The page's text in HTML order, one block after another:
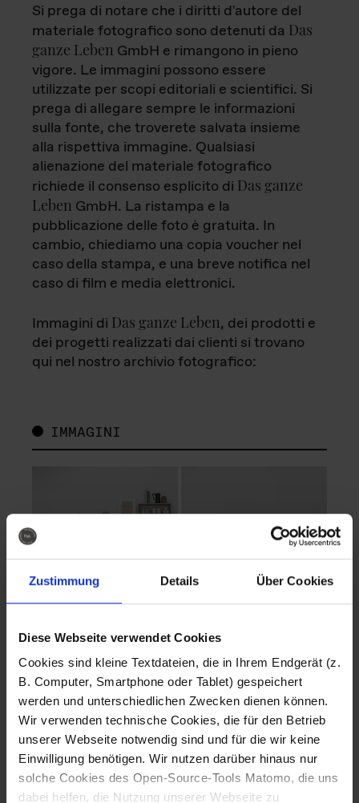
Zustimmung Details Über Cookies
Diese Webseite verwendet Cookies
Cookies sind kleine Textdateien, die in Ihrem Endgerät (z.
B. Computer, Smartphone oder Tablet) gespeichert
werden und unterschiedlichen Zwecken dienen können.
Wir verwenden technische Cookies, die für den Betrieb
unserer Webseite notwendig sind und für die wir keine
Einwilligung benötigen. Wir nutzen darüber hinaus nur
solche Cookies des Open-Source-Tools Matomo, die uns
dabei helfen, die Nutzung unserer Webseite zu
Si prega di notare che i diritti d'autore del
materiale fotografico sono detenuti da Das
ganze Leben GmbH e rimangono in pieno
vigore. Le immagini possono essere
utilizzate per scopi editoriali e scientifici. Si
prega di allegare sempre le informazioni
sulla fonte, che troverete salvata insieme
alla rispettiva immagine. Qualsiasi
alienazione del materiale fotografico
richiede il consenso esplicito di Das ganze
Leben GmbH. La ristampa e la
pubblicazione delle foto è gratuita. In
cambio, chiediamo una copia voucher nel
caso della stampa, e una breve notifica nel
caso di film e media elettronici.
Immagini di Das ganze Leben, dei prodotti e
dei progetti realizzati dai clienti si trovano
qui nel nostro archivio fotografico:
IMMAGINI
Fotografo: Lorenz
Sternbach
Download
Fotografo: Lorenz
Sternbach
Download